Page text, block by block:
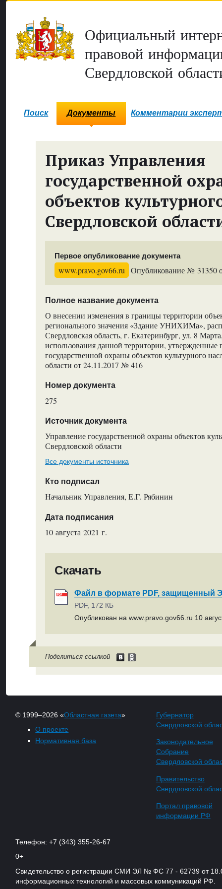
Официальный
правовой
Свердловской
Поиск Документы Комментарии
Приказ Управления
государственной
объектов
Свердловской
Первое опубликование документа
www.pravo.gov66.ru Опубликование № 31350
Полное название документа
О внесении изменения в границы территории
регионального значения «Здание УНИХИМа»,
Свердловская область, г. Екатеринбург, ул. 8
использования данной территории, утвержденные
государственной охраны объектов культурного
области от 24.11.2017 № 416
Номер документа
275
Источник документа
Управление государственной охраны объектов
Свердловской области
Все документы источника
Кто подписал
Начальник Управления, Е.Г. Рябинин
Дата подписания
10 августа 2021 г.
Скачать
Файл в формате PDF, защищенный
PDF, 172 КБ
Опубликован на www.pravo.gov66.ru 10
Поделиться ссылкой
© 1999–2026 «Областная газета»
О проекте
Нормативная база
Губернатор
Свердловской
Законодательное
Собрание
Свердловской
Правительство
Свердловской
Портал правовой
информации РФ
Телефон: +7 (343) 355-26-67
0+
Свидетельство о регистрации СМИ ЭЛ № ФС 77 - 62739 от
информационных технологий и массовых коммуникаций РФ.